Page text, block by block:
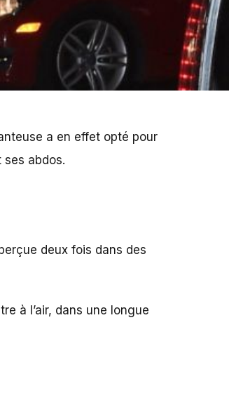
a en effet opté pour
abdos.
deux fois dans des
à l’air, dans une longue